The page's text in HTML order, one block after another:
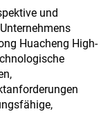
und
Huacheng High-